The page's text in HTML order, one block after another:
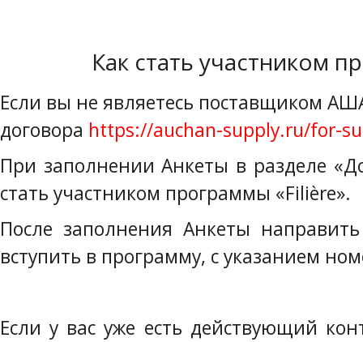
Как стать участником
Если вы не являетесь поставщиком
договора https://auchan-supply.ru/for-
При заполнении Анкеты в разделе
стать участником программы «Filière».
После заполнения Анкеты
вступить в программу, с указанием
Если у вас уже есть действующий